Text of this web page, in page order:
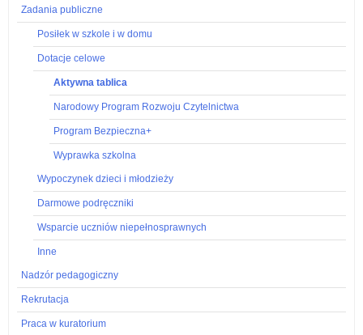
Zadania publiczne
Posiłek w szkole i w domu
Dotacje celowe
Aktywna tablica
Narodowy Program Rozwoju Czytelnictwa
Program Bezpieczna+
Wyprawka szkolna
Wypoczynek dzieci i młodzieży
Darmowe podręczniki
Wsparcie uczniów niepełnosprawnych
Inne
Nadzór pedagogiczny
Rekrutacja
Praca w kuratorium